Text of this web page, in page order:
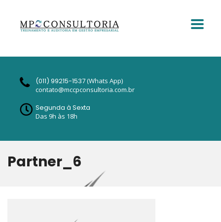
(011) 99215-1537(Whats App)
contato@mccpconsultoria.com.br
Segunda à Sexta
Das 9h às 18h
Partner_6